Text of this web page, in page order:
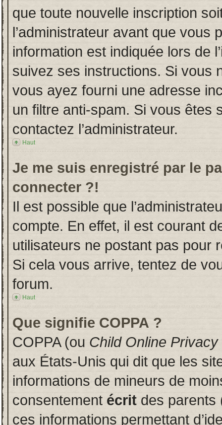
que toute nouvelle inscription
l’administrateur avant que vous
information est indiquée lors de
suivez ses instructions. Si vous
vous ayez fourni une adresse
un filtre anti-spam. Si vous êtes
contactez l’administrateur.
Haut
Je me suis enregistré par le
connecter ?!
Il est possible que
compte. En effet, il est courant
utilisateurs ne postant pas pour
Si cela vous arrive, tentez de
forum.
Haut
Que signifie COPPA ?
COPPA (ou Child Online
aux États-Unis qui dit que les
informations de mineurs de
consentement écrit des parents
ces informations permettant